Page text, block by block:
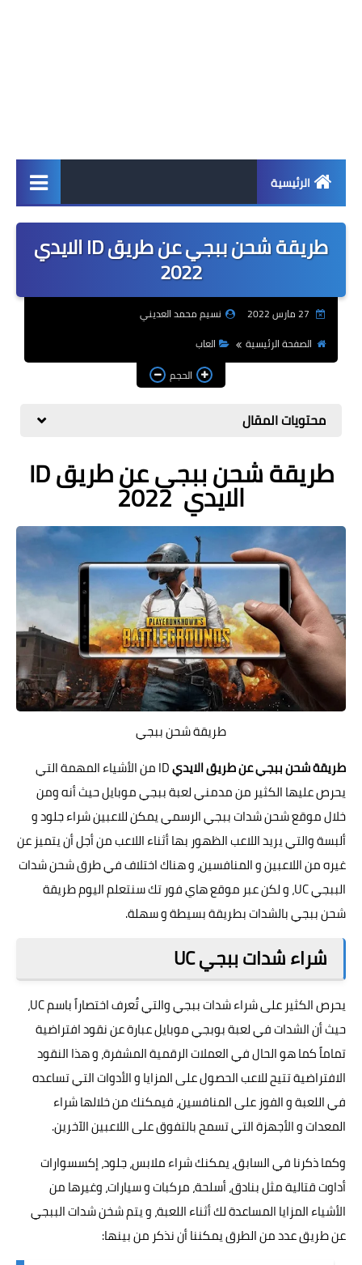
الرئيسية
اخبار
ابل
اندرويد
مراجعات
الربح من الانترنت
ذكاء اصطناعي
طريقة شحن ببجي عن طريق ID الايدي
2022
نسيم محمد العديني
الصفحة الرئيسية
العاب
الحجم
محتويات المقال
طريقة شحن ببجي عن طريق ID
الايدي 2022
طريقة شحن ببجي
طريقة شحن ببجي عن طريق الايدي
ID من الأشياء المهمة التي
يحرص عليها الكثير من مدمني لعبة ببجي موبايل حيث أنه ومن
خلال موقع شحن شدات ببجي الرسمي يمكن للاعبين شراء جلود و
ألبسة والتي يريد اللاعب الظهور بها أثناء اللاعب من أجل أن يتميز عن
غيره من اللاعبين و المنافسين، و هناك اختلاف في طرق شحن شدات
الببجي UC، و لكن عبر موقع
هاي فور تكسنتعلم اليوم طريقة
شحن ببجي بالشدات بطريقة بسيطة و سهلة.
شراء شدات ببجي UC
يحرص الكثير على شراء شدات ببجي والتي تٌعرف اختصاراً باسم UC،
حيث أن الشدات في لعبة بوبجي موبايل عبارة عن نقود افتراضية
تماماً كما هو الحال في العملات الرقمية المشفرة، و هذا النقود
الافتراضية تتيح للاعب الحصول على المزايا و الأدوات التي تساعده
فياللعبةو الفوز على المنافسين، فيمكنك من خلالها شراء
المعدات و الأجهزة التي تسمح بالتفوق على اللاعبين الآخرين.
وكما ذكرنا في السابق، يمكنك شراء ملابس، جلود، إكسسوارات
أداوت قتالية مثل بنادق، أسلحة، مركبات و سيارات، وغيرها من
الأشياء المزايا المساعدة لك أثناء اللعبة، و يتم شخن شدات الببجي
عن طريق عدد من الطرق يمكننا أن نذكر من بينها: